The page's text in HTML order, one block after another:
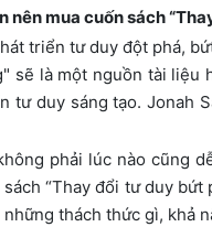
nên mua cuốn sách
triển tư duy đột phá,
sẽ là một nguồn tài
tư duy sáng tạo. Jonah
phải lúc nào cũng
“Thay đổi tư duy
thách thức gì, khả